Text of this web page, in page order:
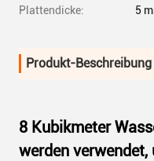
Plattendicke: 5
Produkt-Beschreibung
8 Kubikmeter
werden